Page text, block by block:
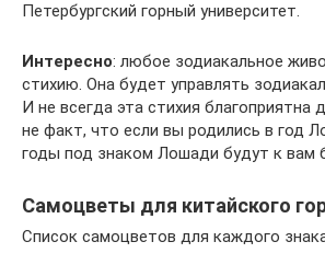
Петербургский горный университет.
Интересно: любое зодиакальное
стихию. Она будет управлять
И не всегда эта стихия благоприятна
не факт, что если вы родились в год
годы под знаком Лошади будут к вам
Самоцветы для китайского
Список самоцветов для каждого